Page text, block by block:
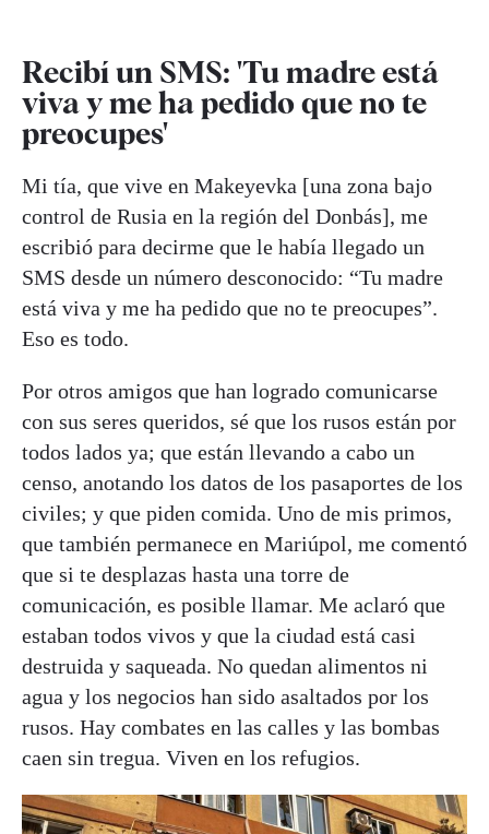
Recibí un SMS: 'Tu madre está
viva y me ha pedido que no te
preocupes'
Mi tía, que vive en Makeyevka [una zona bajo
control de Rusia en la región del Donbás], me
escribió para decirme que le había llegado un
SMS desde un número desconocido: “Tu madre
está viva y me ha pedido que no te preocupes”.
Eso es todo.
Por otros amigos que han logrado comunicarse
con sus seres queridos, sé que los rusos están por
todos lados ya; que están llevando a cabo un
censo, anotando los datos de los pasaportes de los
civiles; y que piden comida. Uno de mis primos,
que también permanece en Mariúpol, me comentó
que si te desplazas hasta una torre de
comunicación, es posible llamar. Me aclaró que
estaban todos vivos y que la ciudad está casi
destruida y saqueada. No quedan alimentos ni
agua y los negocios han sido asaltados por los
rusos. Hay combates en las calles y las bombas
caen sin tregua. Viven en los refugios.